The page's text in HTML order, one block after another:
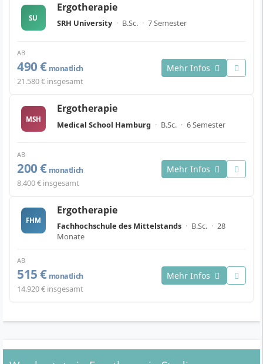
SU
Ergotherapie
SRH University · B.Sc. · 7 Semester
AB
490 € monatlich
21.580 € insgesamt
Mehr Infos
MSH
Ergotherapie
Medical School Hamburg · B.Sc. · 6 Semester
AB
200 € monatlich
8.400 € insgesamt
Mehr Infos
FHM
Ergotherapie
Fachhochschule des Mittelstands · B.Sc. · 28
Monate
AB
515 € monatlich
14.920 € insgesamt
Mehr Infos